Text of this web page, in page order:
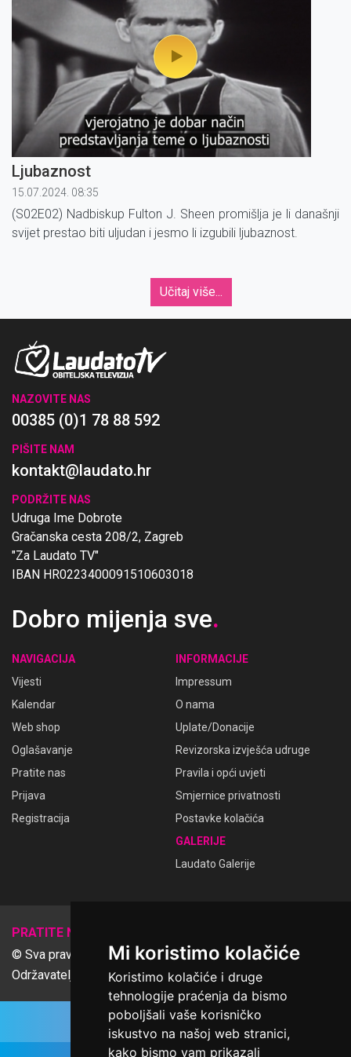
Mi koristimo kolačiće
Koristimo kolačiće i druge
tehnologije praćenja da bismo
poboljšali vaše korisničko
iskustvo na našoj web stranici,
kako bismo vam prikazali
Ljubaznost
15.07.2024. 08:35
(S02E02) Nadbiskup Fulton J. Sheen promišlja je li današnji
svijet prestao biti uljudan i jesmo li izgubili ljubaznost.
Učitaj više...
NAZOVITE NAS
00385 (0)1 78 88 592
PIŠITE NAM
kontakt@laudato.hr
PODRŽITE NAS
Udruga Ime Dobrote
Gračanska cesta 208/2, Zagreb
"Za Laudato TV"
IBAN HR0223400091510603018
Dobro mijenja sve.
NAVIGACIJA
Vijesti
Kalendar
Web shop
Oglašavanje
Pratite nas
Prijava
Registracija
INFORMACIJE
Impressum
O nama
Uplate/Donacije
Revizorska izvješća udruge
Pravila i opći uvjeti
Smjernice privatnosti
Postavke kolačića
GALERIJE
Laudato Galerije
PRATITE NAS
© Sva prava pridržana Udruga Ime dobrote
Održavatelj Netcom d.o.o., Riva 6, Rijeka